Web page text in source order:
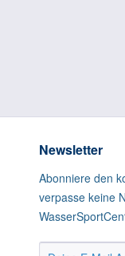
Newsletter
Abonniere den
verpasse keine